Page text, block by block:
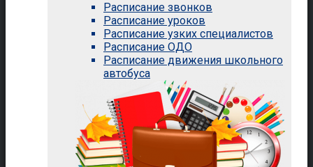
Расписание звонков
Расписание уроков
Расписание узких специалистов
Расписание ОДО
Расписание движения школьного
автобуса